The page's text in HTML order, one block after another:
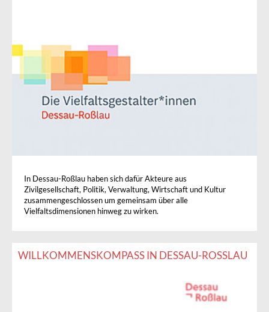
In Dessau-Roßlau haben sich dafür Akteure aus
Zivilgesellschaft, Politik, Verwaltung, Wirtschaft und Kultur
zusammengeschlossen um gemeinsam über alle
Vielfaltsdimensionen hinweg zu wirken.
WILLKOMMENSKOMPASS IN DESSAU-ROSSLAU